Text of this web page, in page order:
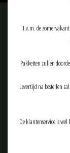
I.v.m. de
Pakketten zullen
Levertijd na bestellen
De klantenservice is